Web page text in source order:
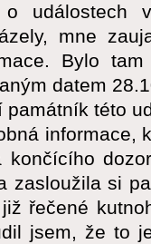
událostech
mne
Bylo
datem
této
informace,
končícího
zasloužila si
řečené
jsem, že to